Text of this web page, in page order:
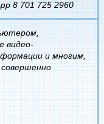
8 701 725 2960
видео-
и многим,